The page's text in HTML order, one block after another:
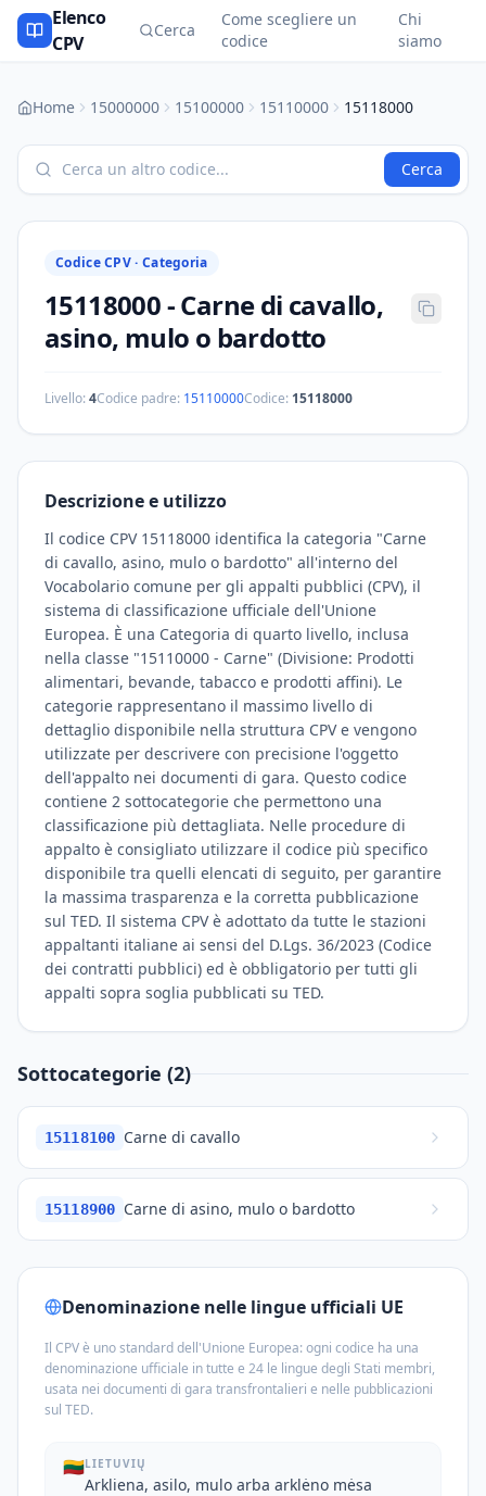
Elenco
CPV
Cerca
Come scegliere un
codice
Chi
siamo
Home 15000000 15100000 15110000 15118000
Cerca
Codice CPV · Categoria
15118000-Carne di cavallo,
asino, mulo o bardotto
Livello:4Codice padre: 15110000Codice: 15118000
Descrizione e utilizzo
Il codice CPV 15118000 identifica la categoria "Carne
di cavallo, asino, mulo o bardotto" all'interno del
Vocabolario comune per gli appalti pubblici (CPV), il
sistema di classificazione ufficiale dell'Unione
Europea. È una Categoria di quarto livello, inclusa
nella classe "15110000 - Carne" (Divisione: Prodotti
alimentari, bevande, tabacco e prodotti affini). Le
categorie rappresentano il massimo livello di
dettaglio disponibile nella struttura CPV e vengono
utilizzate per descrivere con precisione l'oggetto
dell'appalto nei documenti di gara. Questo codice
contiene 2 sottocategorie che permettono una
classificazione più dettagliata. Nelle procedure di
appalto è consigliato utilizzare il codice più specifico
disponibile tra quelli elencati di seguito, per garantire
la massima trasparenza e la corretta pubblicazione
sul TED. Il sistema CPV è adottato da tutte le stazioni
appaltanti italiane ai sensi del D.Lgs. 36/2023 (Codice
dei contratti pubblici) ed è obbligatorio per tutti gli
appalti sopra soglia pubblicati su TED.
Sottocategorie (2)
15118100 Carne di cavallo
15118900 Carne di asino, mulo o bardotto
Denominazione nelle lingue ufficiali UE
Il CPV è uno standard dell'Unione Europea: ogni codice ha una
denominazione ufficiale in tutte e 24 le lingue degli Stati membri,
usata nei documenti di gara transfrontalieri e nelle pubblicazioni
sul TED.
🇱🇹LIETUVIŲ
Arkliena, asilo, mulo arba arklėno mėsa